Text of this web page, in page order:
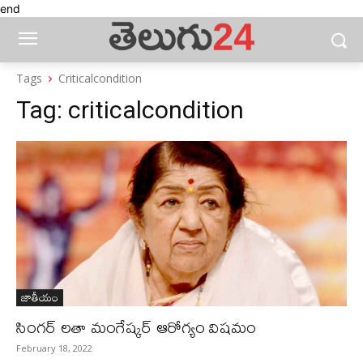
end
Tags Criticalcondition
Tag: criticalcondition
జాతీయం
సింగర్‌ లతా మంగేష్కర్‌ ఆరోగ్యం విషమం
February 18, 2022